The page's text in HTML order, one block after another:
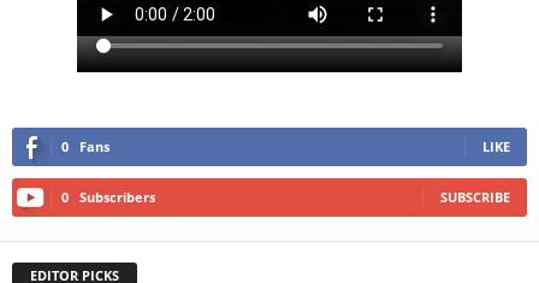
0 Fans LIKE
0 Subscribers SUBSCRIBE
EDITOR PICKS